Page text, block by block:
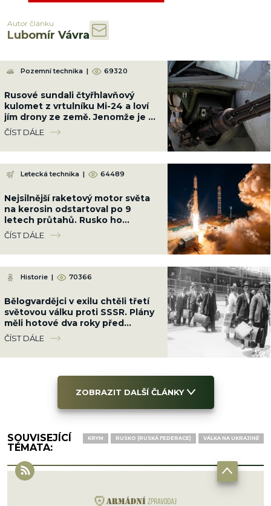
Autor článku
Lubomír Vávra
Pozemní technika | 69320
Rusové sundali čtyřhlavňový
kulomet z vrtulníku Mi-24 a loví
jím drony ze země. Jenomže je až
příliš silný
ČÍST DÁLE
Letecká technika | 64489
Nejsilnější raketový motor světa
na kerosin odstartoval po 9
letech průtahů. Rusko ho
nacpalo do tří raket najednou
ČÍST DÁLE
Historie | 70366
Bělogvardějci v exilu chtěli třetí
světovou válku proti SSSR. Plány
měli hotové dva roky před
vznikem NATO
ČÍST DÁLE
ZOBRAZIT DALŠÍ ČLÁNKY
SOUVISEJÍCÍ
TÉMATA:
KRYM RUSKO (RUSKÁ FEDERACE) VÁLKA NA UKRAJINĚ